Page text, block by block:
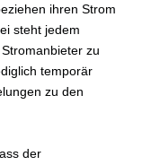
ihren Strom
steht jedem
zu
temporär
zu den
der